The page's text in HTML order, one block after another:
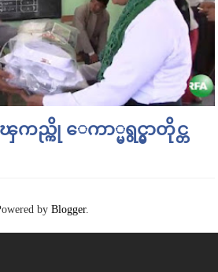
ကည္ကို ေကာ္မရွင္မွာတိုင္တ
by Blogger.